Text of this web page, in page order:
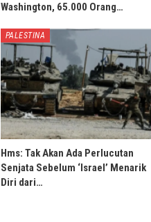
Washington, 65.000 Orang…
PALESTINA
Hms: Tak Akan Ada Perlucutan
Senjata Sebelum ‘Israel’ Menarik
Diri dari…